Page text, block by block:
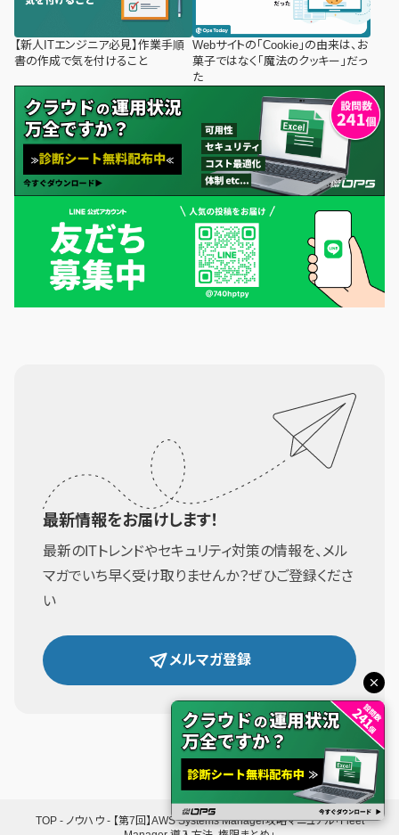
【新人ITエンジニア必見】作業手順
書の作成で気を付けること
Webサイトの「Cookie」の由来は、お
菓子ではなく「魔法のクッキー」だっ
た
最新情報をお届けします！
最新のITトレンドやセキュリティ対策の情報を、メル
マガでいち早く受け取りませんか？ぜひご登録くださ
い
メルマガ登録
TOP- ノウハウ- 【第7回】AWS Systems Manager攻略マニュアル「Fleet